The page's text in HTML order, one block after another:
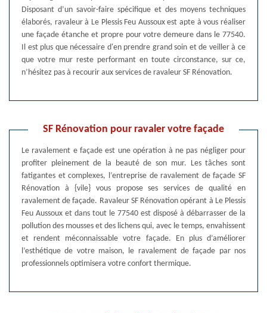
Disposant d’un savoir-faire spécifique et des moyens techniques
élaborés, ravaleur à Le Plessis Feu Aussoux est apte à vous réaliser
une façade étanche et propre pour votre demeure dans le 77540.
Il est plus que nécessaire d'en prendre grand soin et de veiller à ce
que votre mur reste performant en toute circonstance, sur ce,
n’hésitez pas à recourir aux services de ravaleur SF Rénovation.
SF Rénovation pour ravaler votre façade
Le ravalement e façade est une opération à ne pas négliger pour
profiter pleinement de la beauté de son mur. Les tâches sont
fatigantes et complexes, l’entreprise de ravalement de façade SF
Rénovation à {vile} vous propose ses services de qualité en
ravalement de façade. Ravaleur SF Rénovation opérant à Le Plessis
Feu Aussoux et dans tout le 77540 est disposé à débarrasser de la
pollution des mousses et des lichens qui, avec le temps, envahissent
et rendent méconnaissable votre façade. En plus d’améliorer
l’esthétique de votre maison, le ravalement de façade par nos
professionnels optimisera votre confort thermique.